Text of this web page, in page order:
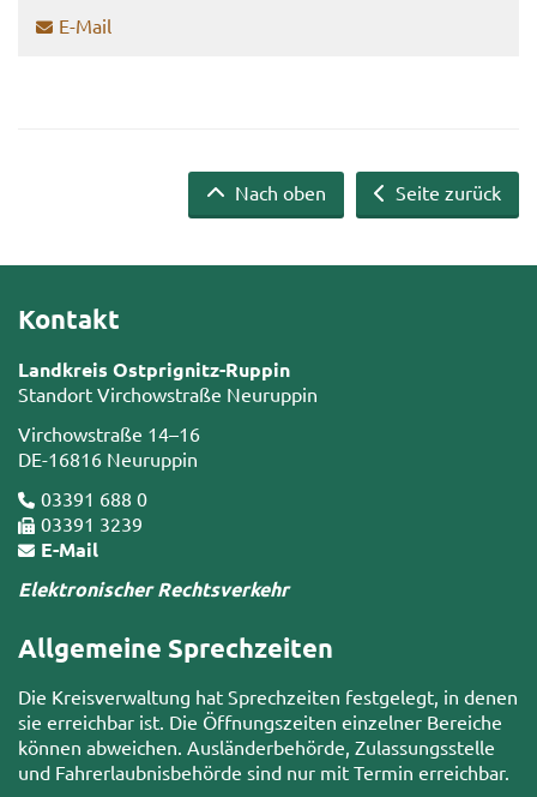
E-​Mail
Seite zurück
Nach oben
Kontakt
Landkreis Ostprignitz-Ruppin
Standort Virchowstraße Neuruppin
Virchowstraße 14–16
DE-16816 Neuruppin
03391 688 0
03391 3239
E-Mail
Elektronischer Rechtsverkehr
Allgemeine Sprechzeiten
Die Kreisverwaltung hat Sprechzeiten festgelegt, in denen
sie erreichbar ist. Die Öffnungszeiten einzelner Bereiche
können abweichen. Ausländerbehörde, Zulassungsstelle
und Fahrerlaubnisbehörde sind nur mit Termin erreichbar.